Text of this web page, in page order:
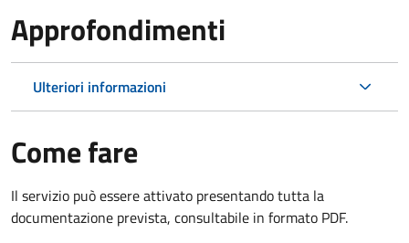
Approfondimenti
Ulteriori informazioni
Come fare
Il servizio può essere attivato presentando tutta la
documentazione prevista, consultabile in formato PDF.